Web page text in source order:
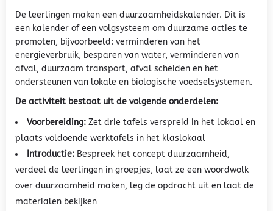
De leerlingen maken een duurzaamheidskalender. Dit is
een kalender of een volgsysteem om duurzame acties te
promoten, bijvoorbeeld: verminderen van het
energieverbruik, besparen van water, verminderen van
afval, duurzaam transport, afval scheiden en het
ondersteunen van lokale en biologische voedselsystemen.
De activiteit bestaat uit de volgende onderdelen:
Voorbereiding: Zet drie tafels verspreid in het lokaal en
plaats voldoende werktafels in het klaslokaal
Introductie: Bespreek het concept duurzaamheid,
verdeel de leerlingen in groepjes, laat ze een woordwolk
over duurzaamheid maken, leg de opdracht uit en laat de
materialen bekijken